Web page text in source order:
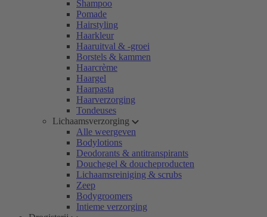
Shampoo
Pomade
Hairstyling
Haarkleur
Haaruitval & -groei
Borstels & kammen
Haarcrème
Haargel
Haarpasta
Haarverzorging
Tondeuses
Lichaamsverzorging
Alle weergeven
Bodylotions
Deodorants & antitranspirants
Douchegel & doucheproducten
Lichaamsreiniging & scrubs
Zeep
Bodygroomers
Intieme verzorging